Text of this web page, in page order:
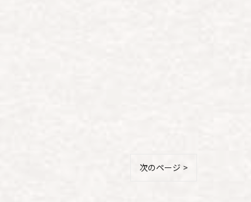
次のページ >